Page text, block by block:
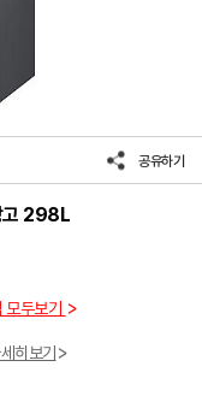
공유하기
고 298L
모두보기
히보기